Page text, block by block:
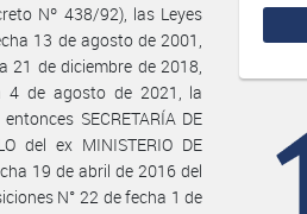
Nº 438/92), las Leyes
13 de agosto de 2001,
21 de diciembre de 2018,
4 de agosto de 2021, la
SECRETARÍA DE
del ex MINISTERIO DE
19 de abril de 2016 del
N° 22 de fecha 1 de